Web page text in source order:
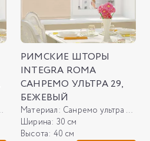
РИМСКИЕ ШТОРЫ
INTEGRA ROMA
САНРЕМО УЛЬТРА 29,
БЕЖЕВЫЙ
Материал: Санремо ультра 29, бежевый
Ширина: 30 см
Высота: 40 см